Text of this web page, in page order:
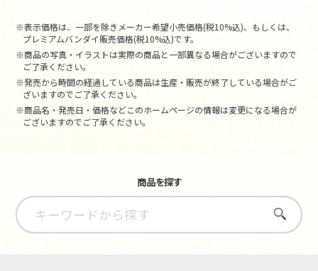
※表示価格は、一部を除きメーカー希望小売価格(税10%込)、もしくは、
プレミアムバンダイ販売価格(税10%込)です。
※商品の写真・イラストは実際の商品と一部異なる場合がございますので
ご了承ください。
※発売から時間の経過している商品は生産・販売が終了している場合がご
ざいますのでご了承ください。
※商品名・発売日・価格などこのホームページの情報は変更になる場合が
ございますのでご了承ください。
商品を探す
さがす